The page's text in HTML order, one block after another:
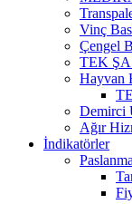
Vinç
Çengel
TEK
Hayvan
Demirci
Ağır
İndikatörler